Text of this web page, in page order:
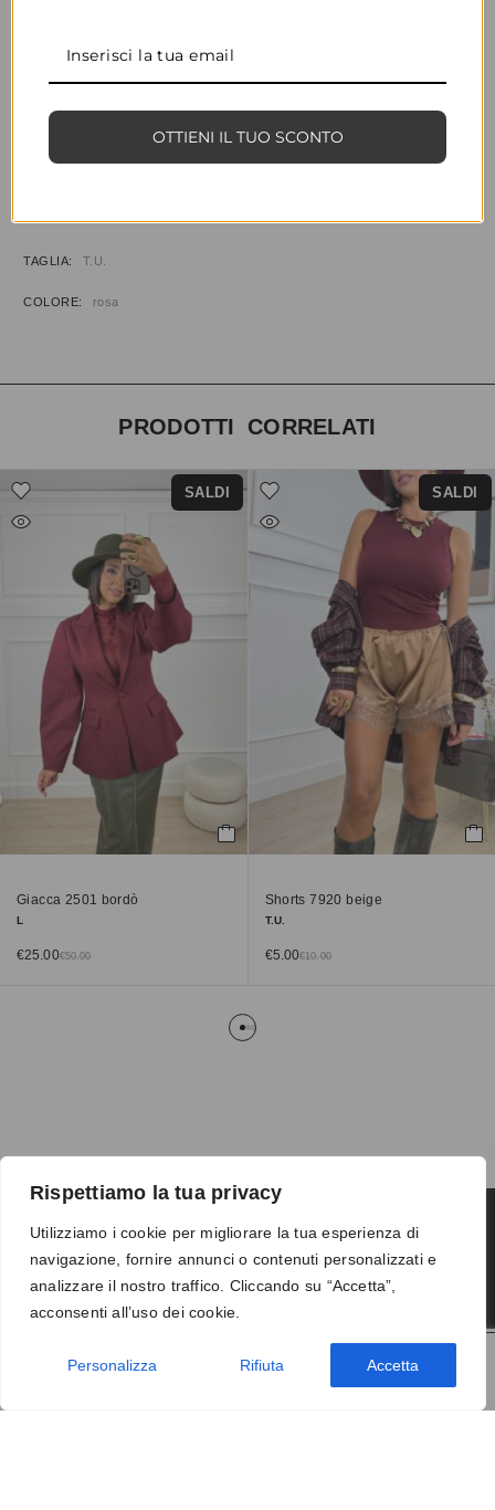
Rispettiamo la tua privacy
Utilizziamo i cookie per migliorare la tua esperienza di
navigazione, fornire annunci o contenuti personalizzati e
analizzare il nostro traffico. Cliccando su “Accetta”,
acconsenti all’uso dei cookie.
Personalizza Rifiuta Accetta
AGGIUNGI AL CARRELLO
COD:
TAGLIA T.U.
COLORE rosa
PRODOTTI CORRELATI
SALDI
Giacca 2501 bordò
L
€50.00
€25.00
SALDI
Shorts 7920 beige
T.U.
€ 10.00
€5.00
Termini e condizioni-Privacy-Reso
OTTIENI IL TUO SCONTO